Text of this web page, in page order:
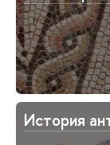
История